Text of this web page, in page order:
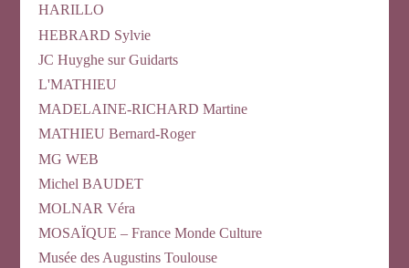
HARILLO
HEBRARD Sylvie
JC Huyghe sur Guidarts
L'MATHIEU
MADELAINE-RICHARD Martine
MATHIEU Bernard-Roger
MG WEB
Michel BAUDET
MOLNAR Véra
MOSAÏQUE – France Monde Culture
Musée des Augustins Toulouse